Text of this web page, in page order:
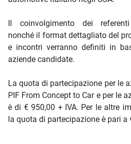
Il coinvolgimento dei
nonché il format dettagliato del
e incontri verranno definiti in
aziende candidate.
La quota di partecipazione per le
PIF From Concept to Car e per le
è di € 950,00 + IVA. Per le altre
la quota di partecipazione è pari a